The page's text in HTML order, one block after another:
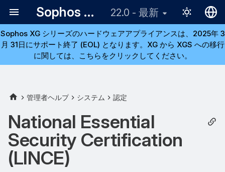
Sophos Firewall 22.0 - 最新
English
Sophos XG シリーズのハードウェアアプライアンスは、2025年 3
月 31日にサポート終了 (EOL) となります。XG から XGS への移行
に関しては、こちらをクリックしてください。
LINCE をオンにする方法
LINCE をオンにしたときの
バックアップと復元
LINCE をオンにしたときの
ファームウェアアップグレー
管理者ヘルプ システム 認定
National Essential
Security Certification
(LINCE)